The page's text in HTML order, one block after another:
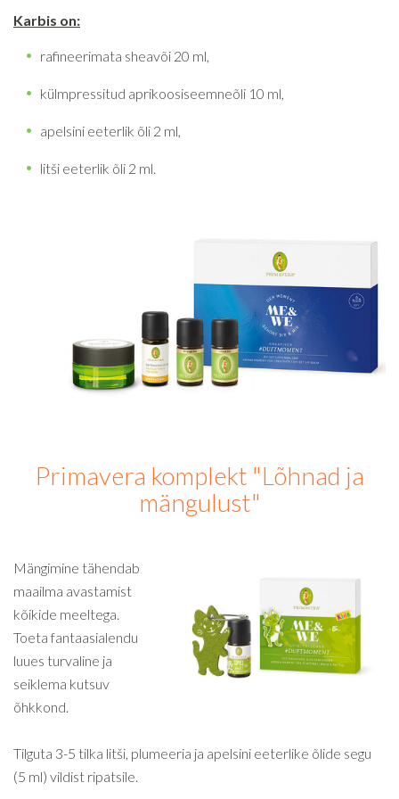
Karbis on:
rafineerimata sheavõi 20 ml,
külmpressitud aprikoosiseemneõli 10 ml,
apelsini eeterlik õli 2 ml,
litši eeterlik õli 2 ml.
Primavera komplekt "Lõhnad ja
mängulust"
Mängimine tähendab
maailma avastamist
kõikide meeltega.
Toeta fantaasialendu
luues turvaline ja
seiklema kutsuv
õhkkond.
Tilguta 3-5 tilka litši, plumeeria ja apelsini eeterlike õlide segu
(5 ml) vildist ripatsile.